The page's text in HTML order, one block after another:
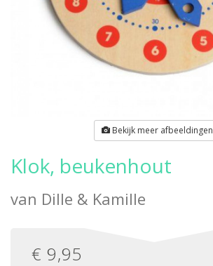
Bekijk meer afbeeldingen
Klok, beukenhout
van Dille & Kamille
€ 9,95